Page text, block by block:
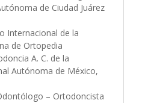
de Ciudad Juárez
Internacional de la
de Ortopedia
A. C. de la
Autónoma de México,
– Ortodoncista